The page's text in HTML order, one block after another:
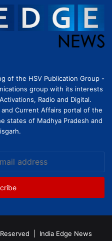
of the HSV Publication Group -
group with its interests
Radio and Digital.
Current Affairs portal of the
states of Madhya Pradesh and
| India Edge News